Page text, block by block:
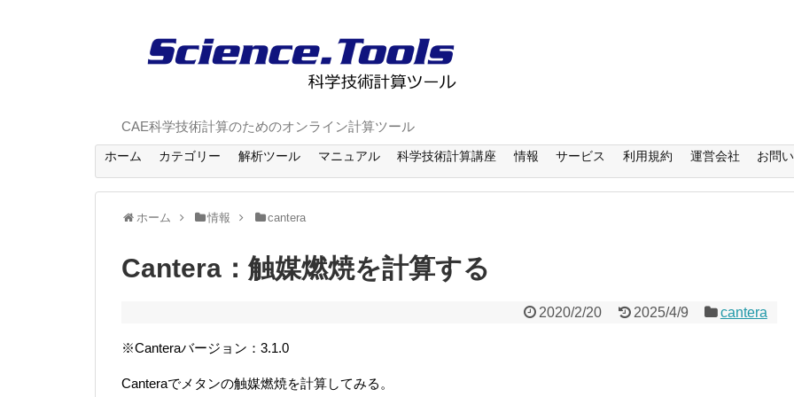
CAE科学技術計算のためのオンライン計算ツール
ホーム カテゴリー 解析ツール マニュアル 科学技術計算講座 情報 サービス 利用規約 運営会社 お問
ホーム 情報 cantera
Cantera：触媒燃焼を計算する
2020/2/20 2025/4/9 cantera
※Canteraバージョン：3.1.0
Canteraでメタンの触媒燃焼を計算してみる。